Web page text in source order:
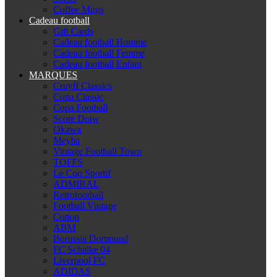
Coffee Mugs
Cadeau football
Gift Cards
Cadeau football Homme
Cadeau football Femme
Cadeau football Enfant
MARQUES
Cruyff Classics
Copa Classic
Copa Football
Score Draw
Okawa
Meyba
Vintage Football Town
TOFFS
Le Coq Sportif
ADMIRAL
Retrofootball
Football Vintage
Cotton
ABM
Borussia Dortmund
FC Schalke 04
Liverpool FC
ADIDAS